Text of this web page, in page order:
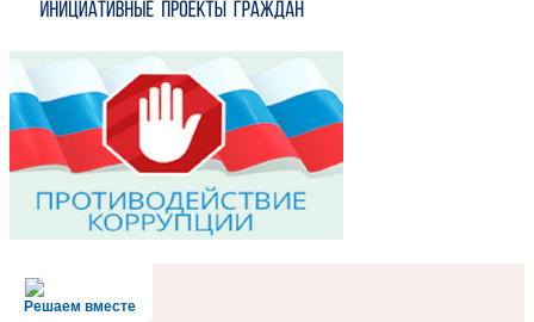
Решаем вместе